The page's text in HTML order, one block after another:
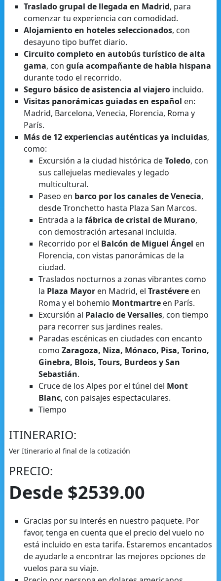
Traslado grupal de llegada en Madrid, para
comenzar tu experiencia con comodidad.
Alojamiento en hoteles seleccionados, con
desayuno tipo buffet diario.
Circuito completo en autobús turístico de alta
gama, con guía acompañante de habla hispana
durante todo el recorrido.
Seguro básico de asistencia al viajeroincluido.
Visitas panorámicas guiadas en español en:
Madrid, Barcelona, Venecia, Florencia, Roma y
París.
Más de 12 experiencias auténticas ya incluidas,
como:
Excursión a la ciudad histórica deToledo, con
sus callejuelas medievales y legado
multicultural.
Paseo en barco por los canales de Venecia,
desde Tronchetto hasta Plaza San Marcos.
Entrada a lafábrica de cristal de Murano,
con demostración artesanal incluida.
Recorrido por el Balcón de Miguel Ángel en
Florencia, con vistas panorámicas de la
ciudad.
Traslados nocturnos a zonas vibrantes como
la Plaza Mayor en Madrid, elTrastévere en
Roma y el bohemio Montmartre en París.
Excursión al Palacio de Versalles, con tiempo
para recorrer sus jardines reales.
Paradas escénicas en ciudades con encanto
comoZaragoza, Niza, Mónaco, Pisa, Torino,
Ginebra, Blois, Tours, Burdeos y San
Sebastián.
Cruce de los Alpes por el túnel del Mont
Blanc, con paisajes espectaculares.
Tiempo
ITINERARIO:
Ver Itinerario al final de la cotización
PRECIO:
Desde $2539.00
Gracias por su interés en nuestro paquete. Por
favor, tenga en cuenta que el precio del vuelo no
está incluido en esta tarifa. Estaremos encantados
de ayudarle a encontrar las mejores opciones de
vuelos para su viaje.